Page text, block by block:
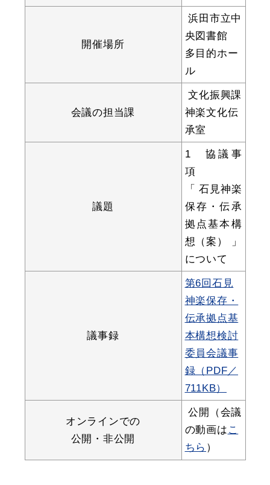
子育て
教育 出会い・結婚
就職・退職
高齢者・介護 おくやみ
税金
ごみ・リサイクル 支援・助成制度
開催場所
浜田市立中
央図書館
多目的ホー
ル
会議の担当課
文化振興課
神楽文化伝
承室
議題
1 協議事
項
「 石見神楽
保存・伝承
拠点基本構
想（案） 」
について
議事録
第6回石見
神楽保存・
伝承拠点基
本構想検討
委員会議事
録（PDF／
711KB）
オンラインでの
公開・非公開
公開（会議
の動画は こ
ちら ）